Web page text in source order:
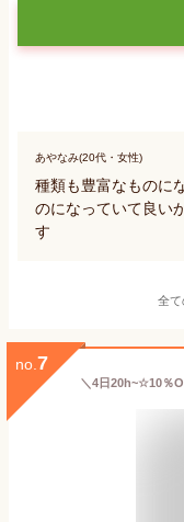
あやなみ(20代・女性)
種類も豊富なものに
のになっていて良い
す
全て
no. 7